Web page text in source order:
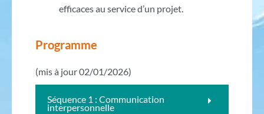
efficaces au service d’un projet.
Programme
(mis à jour 02/01/2026)
Séquence 1 : Communication
interpersonnelle